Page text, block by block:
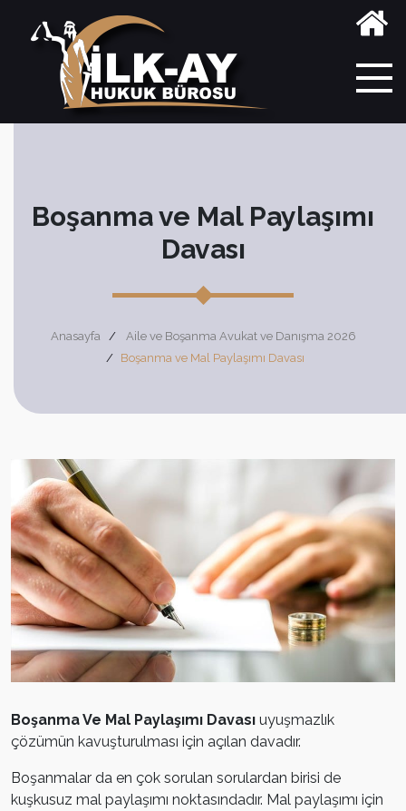
Boşanma ve Mal Paylaşımı
Davası
Anasayfa
Aile ve Boşanma Avukat ve Danışma 2026
Boşanma ve Mal Paylaşımı Davası
Boşanma Ve Mal Paylaşımı Davası uyuşmazlık
çözümün kavuşturulması için açılan davadır.
Boşanmalar da en çok sorulan sorulardan birisi de
kuşkusuz mal paylaşımı noktasındadır. Mal paylaşımı için